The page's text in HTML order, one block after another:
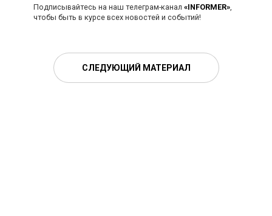
Подписывайтесь на наш телеграм-канал «INFORMER»,
чтобы быть в курсе всех новостей и событий!
СЛЕДУЮЩИЙ МАТЕРИАЛ